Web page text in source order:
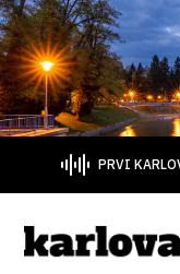
PRVI